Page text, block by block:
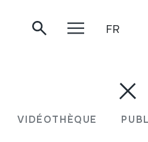
VIDÉOTHÈQUE
FR